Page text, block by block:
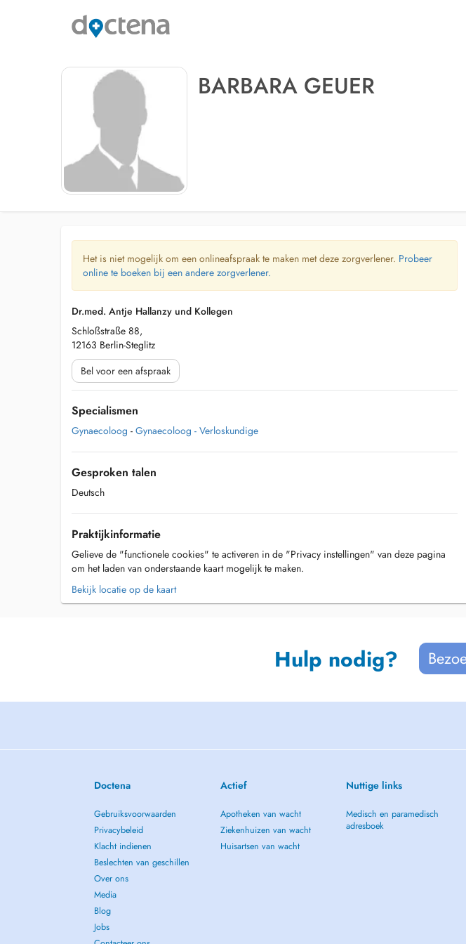
BARBARA GEUER
Het is niet mogelijk om een onlineafspraak te maken met deze zorgverlener. Probeer
online te boeken bij een andere zorgverlener.
Dr.med. Antje Hallanzy und Kollegen
Schloßstraße 88,
12163 Berlin-Steglitz
Bel voor een afspraak
Specialismen
Gynaecoloog - Gynaecoloog - Verloskundige
Gesproken talen
Deutsch
Praktijkinformatie
Gelieve de "functionele cookies" te activeren in de "Privacy instellingen" van deze pagina
om het laden van onderstaande kaart mogelijk te maken.
Bekijk locatie op de kaart
Hulp nodig?
Doctena
Gebruiksvoorwaarden
Privacybeleid
Klacht indienen
Beslechten van geschillen
Over ons
Media
Blog
Jobs
Actief
Apotheken van wacht
Ziekenhuizen van wacht
Huisartsen van wacht
Nuttige links
Medisch en paramedisch
adresboek